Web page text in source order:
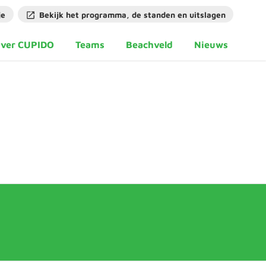
Bekijk het programma, de standen en uitslagen
CUPIDO Teams Beachveld Nieuws